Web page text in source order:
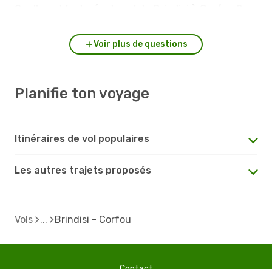
Voir plus de questions
Planifie ton voyage
Itinéraires de vol populaires
Les autres trajets proposés
Vols Brindisi - Corfou